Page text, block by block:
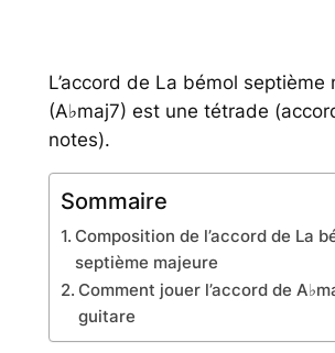
L’accord de La bémol septième
(A♭maj7) est une tétrade
notes).
Sommaire
Composition de l’accord de La
septième majeure
Comment jouer l’accord de
guitare